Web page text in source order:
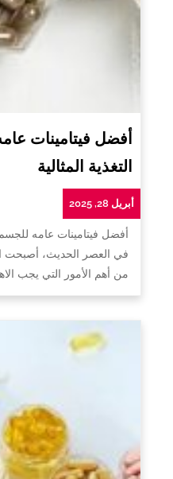
أفضل فيتامينات
التغذية المثالية
أبريل 28, 2025
أفضل فيتامينات عامه
في العصر الحديث، أصبحت
من أهم الأمور التي يجب